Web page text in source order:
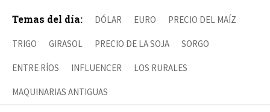
Temas del día: DÓLAR EURO PRECIO DEL MAÍZ
TRIGO GIRASOL PRECIO DE LA SOJA SORGO
ENTRE RÍOS INFLUENCER LOS RURALES
MAQUINARIAS ANTIGUAS